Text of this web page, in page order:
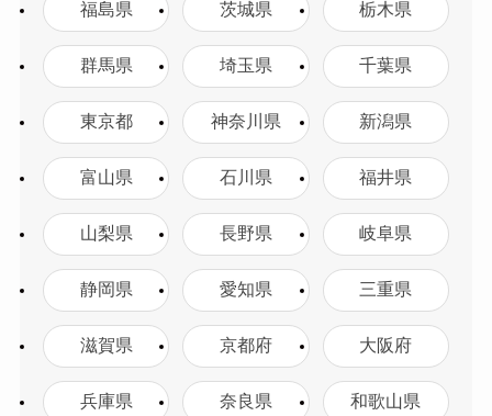
福島県 茨城県 栃木県
群馬県 埼玉県 千葉県
東京都 神奈川県 新潟県
富山県 石川県 福井県
山梨県 長野県 岐阜県
静岡県 愛知県 三重県
滋賀県 京都府 大阪府
兵庫県 奈良県 和歌山県